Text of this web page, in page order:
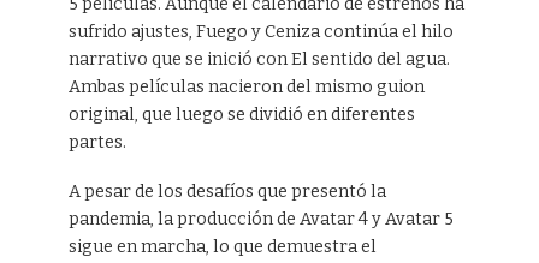
5 películas. Aunque el calendario de estrenos ha
sufrido ajustes, Fuego y Ceniza continúa el hilo
narrativo que se inició con El sentido del agua.
Ambas películas nacieron del mismo guion
original, que luego se dividió en diferentes
partes.
A pesar de los desafíos que presentó la
pandemia, la producción de Avatar 4 y Avatar 5
sigue en marcha, lo que demuestra el